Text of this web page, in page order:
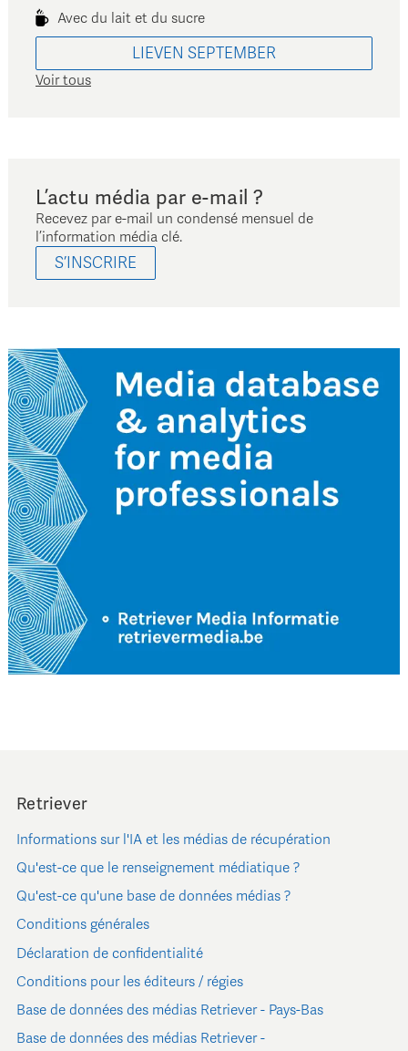
Avec du lait et du sucre
LIEVEN SEPTEMBER
Voir tous
L’actu média par e-mail ?
Recevez par e-mail un condensé mensuel de
l’information média clé.
S’INSCRIRE
Retriever
Informations sur l'IA et les médias de récupération
Qu'est-ce que le renseignement médiatique ?
Qu'est-ce qu'une base de données médias ?
Conditions générales
Déclaration de confidentialité
Conditions pour les éditeurs / régies
Base de données des médias Retriever - Pays-Bas
Base de données des médias Retriever -